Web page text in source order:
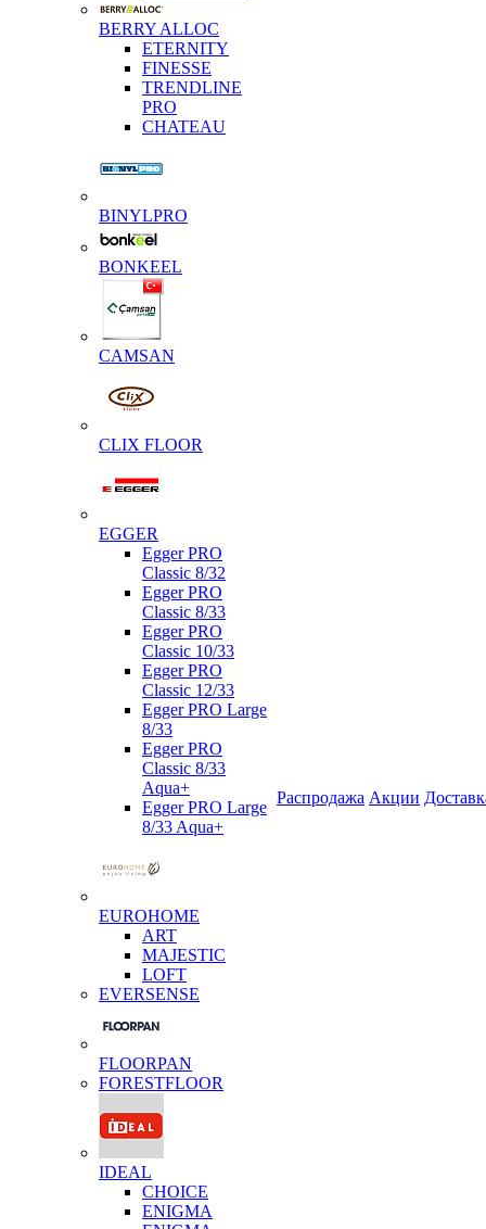
BERRY ALLOC
ETERNITY
FINESSE
TRENDLINE
PRO
CHATEAU
BINYLPRO
BONKEEL
CAMSAN
CLIX FLOOR
EGGER
Egger PRO
Classic 8/32
Egger PRO
Classic 8/33
Egger PRO
Classic 10/33
Egger PRO
Classic 12/33
Egger PRO Large
8/33
Egger PRO
Classic 8/33
Aqua+
Egger PRO Large
8/33 Aqua+
EUROHOME
ART
MAJESTIC
LOFT
EVERSENSE
FLOORPAN
FORESTFLOOR
IDEAL
CHOICE
ENIGMA
Распродажа Акции